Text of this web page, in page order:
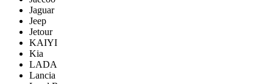
Jaguar
Jeep
Jetour
KAIYI
Kia
LADA
Lancia